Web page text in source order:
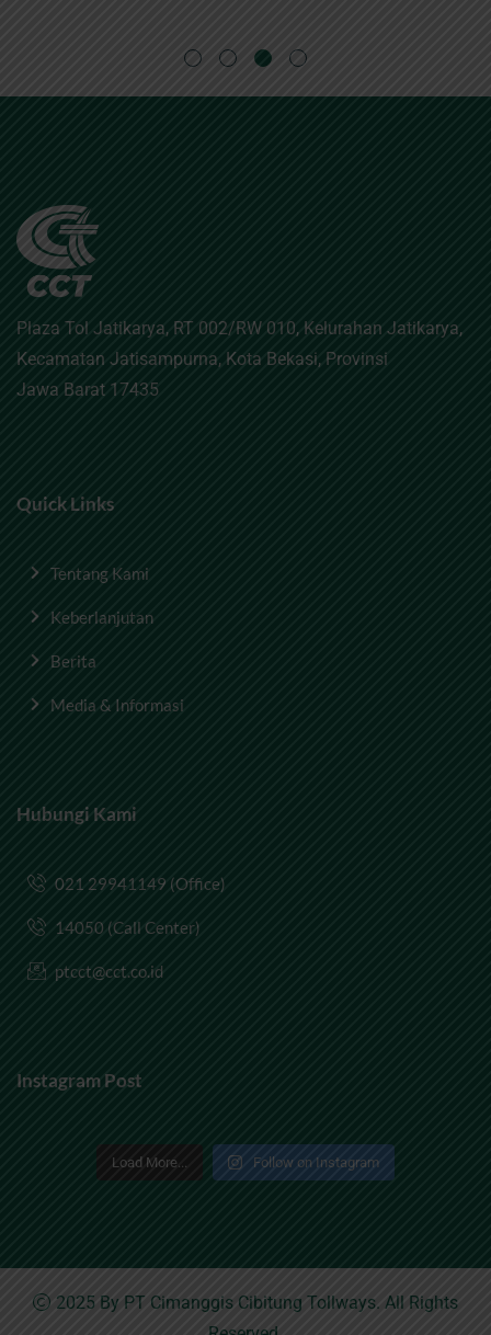
Plaza Tol Jatikarya, RT 002/RW 010, Kelurahan Jatikarya,
Kecamatan Jatisampurna, Kota Bekasi, Provinsi
Jawa Barat 17435
Quick Links
Tentang Kami
Keberlanjutan
Berita
Media & Informasi
Hubungi Kami
021 29941149 (Office)
14050 (Call Center)
ptcct@cct.co.id
Instagram Post
Load More... Follow on Instagram
2025 By PT Cimanggis Cibitung Tollways. All Rights